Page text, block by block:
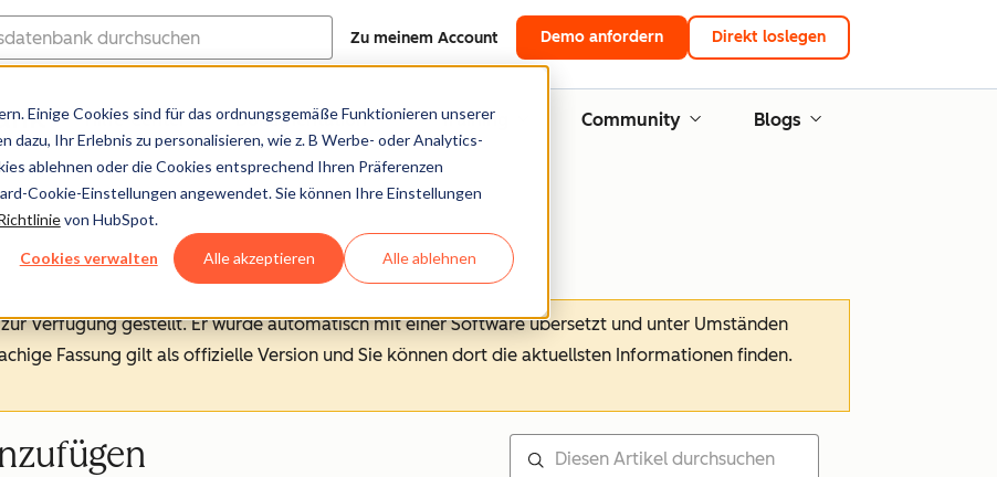
Einige Cookies sind für das ordnungsgemäße Funktionieren unserer
Ihr Erlebnis zu personalisieren, wie z. B Werbe- oder Analytics-
ablehnen oder die Cookies entsprechend Ihren Präferenzen
Cookie-Einstellungen angewendet. Sie können Ihre Einstellungen
von HubSpot.
Cookies verwalten Alle akzeptieren Alle ablehnen
Zu meinem Account Demo anfordern Direkt loslegen
Hilfe-Center Dokumentation Training Community Blogs
Verfügung gestellt.Er wurde automatisch mit einer Software übersetzt und unter Umständen
Fassung gilt als offizielle Version und Sie können dort die aktuellsten Informationen finden.